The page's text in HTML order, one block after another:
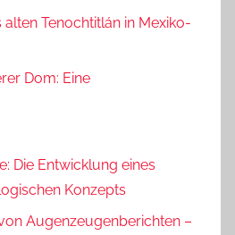
Tenochtitlán in Mexiko-
Dom: Eine
Die Entwicklung eines
Konzepts
Augenzeugenberichten –